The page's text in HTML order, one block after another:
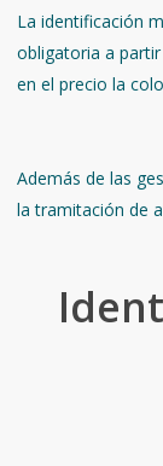
La identificación
obligatoria a
en el precio la
Además de las
la tramitación de